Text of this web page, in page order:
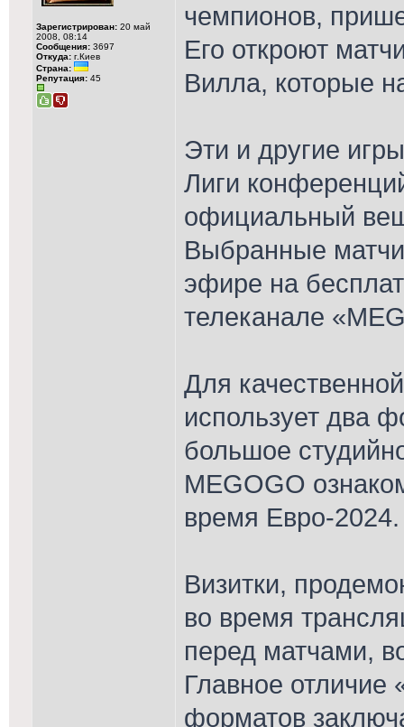
Зарегистрирован: 20 май
2008, 08:14
Сообщения: 3697
Откуда: г.Киев
Страна:
Репутация: 45
чемпионов,
Его откроют
Вилла, которые
Эти и другие
Лиги
официальный
Выбранные
эфире на
телеканале
Для
использует два
большое
MEGOGO
время Евро-2024.
Визитки,
во время
перед матчами,
Главное отличие
форматов